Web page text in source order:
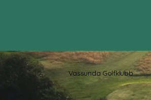
Vassunda Golfklubb